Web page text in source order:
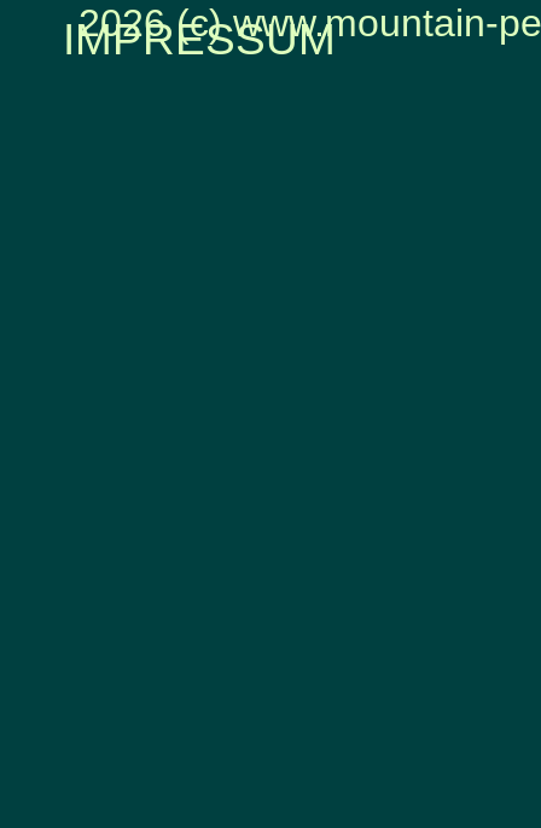
2026 (c) www.mountain-
IMPRESSUM